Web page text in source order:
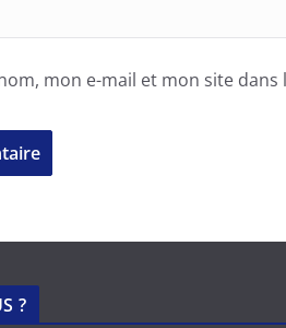
mon e-mail et mon site
?